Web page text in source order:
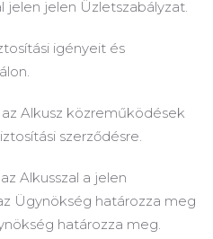
jelen jelen Üzletszabályzat.
igényeit és
Alkusz közreműködések
szerződésre.
Alkusszal a jelen
Ügynökség határozza meg
határozza meg.